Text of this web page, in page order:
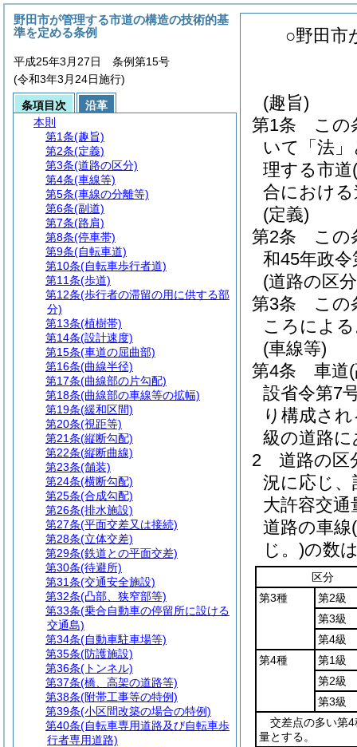
○野田市
(趣旨)
第1条
この
いて「法
理する市道
合におけ
(定義)
第2条
この
和45年政
(道路の区
第3条
この
ころによ
(車線等)
第4条
車道
設省令第7
り構成さ
級の道路
2
道路の区
況に応じ
大許容交
道路の車線
じ。)の数
区分
第3種
第2級
第3級
第4級
第4種
第1級
第2級
第3級
交差点の多い第
量とする。
野田市が管理する市道の構造の技術的基
準を定める条例
平成25年3月27日 条例第15号
(令和3年3月24日施行)
条項目次
沿革
本則
第1条(趣旨)
第2条(定義)
第3条(道路の区分)
第4条(車線等)
第5条(車線の分離等)
第6条(副道)
第7条(路肩)
第8条(停車帯)
第9条(自転車道)
第10条(自転車歩行者道)
第11条(歩道)
第12条(歩行者の滞留の用に供する部
分)
第13条(植樹帯)
第14条(設計速度)
第15条(車道の屈曲部)
第16条(曲線半径)
第17条(曲線部の片勾配)
第18条(曲線部の車線等の拡幅)
第19条(緩和区間)
第20条(視距等)
第21条(縦断勾配)
第22条(縦断曲線)
第23条(舗装)
第24条(横断勾配)
第25条(合成勾配)
第26条(排水施設)
第27条(平面交差又は接続)
第28条(立体交差)
第29条(鉄道との平面交差)
第30条(待避所)
第31条(交通安全施設)
第32条(凸部、狭窄部等)
第33条(乗合自動車の停留所に設ける
交通島)
第34条(自動車駐車場等)
第35条(防護施設)
第36条(トンネル)
第37条(橋、高架の道路等)
第38条(附帯工事等の特例)
第39条(小区間改築の場合の特例)
第40条(自転車専用道路及び自転車歩
行者専用道路)